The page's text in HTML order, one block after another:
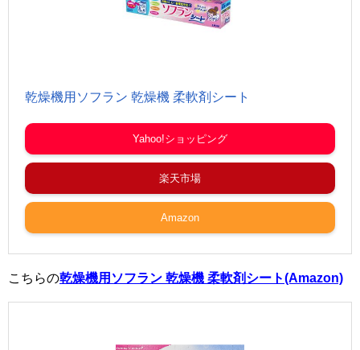
乾燥機用ソフラン 乾燥機 柔軟剤シート
Yahoo!ショッピング
楽天市場
Amazon
こちらの乾燥機用ソフラン 乾燥機 柔軟剤シート(Amazon)